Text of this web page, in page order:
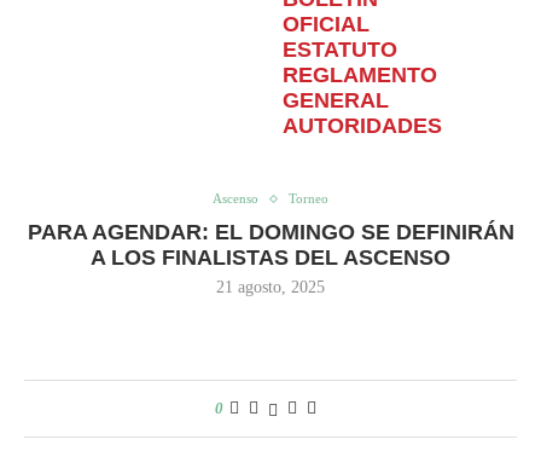
OFICIAL
ESTATUTO
REGLAMENTO
GENERAL
AUTORIDADES
PARA AGENDAR: EL
Ascenso Torneo
PARA AGENDAR: EL DOMINGO SE DEFINIRÁN
A LOS FINALISTAS DEL ASCENSO
21 agosto, 2025
0